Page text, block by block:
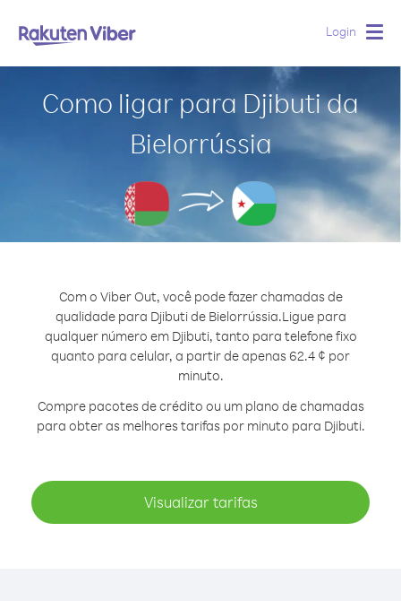
Login
Como ligar para Djibuti da
Bielorrússia
Com o Viber Out, você pode fazer chamadas de
qualidade para Djibuti de Bielorrússia.Ligue para
qualquer número em Djibuti, tanto para telefone fixo
quanto para celular, a partir de apenas 62.4 ¢ por
minuto.
Compre pacotes de crédito ou um plano de chamadas
para obter as melhores tarifas por minuto para Djibuti.
Visualizar tarifas